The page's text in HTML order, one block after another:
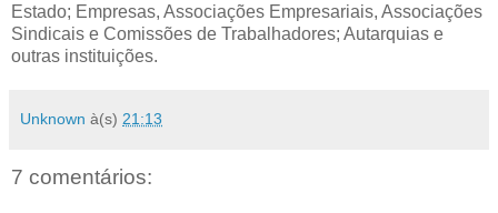
Estado; Empresas, Associações Empresariais, Associações
Sindicais e Comissões de Trabalhadores; Autarquias e
outras instituições.
Unknown à(s) 21:13
7 comentários: